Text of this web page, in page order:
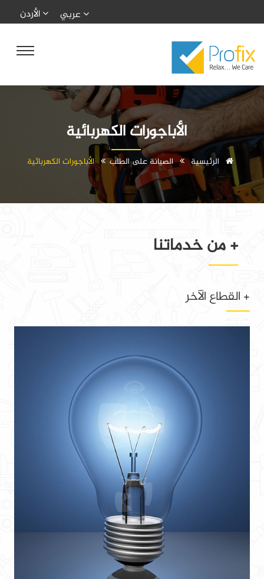
الأباجورات الكهربائية
الرئيسية الصيانة على الطلب الأباجورات الكهربائية
+ من خدماتنا
+ القطاع الآخر